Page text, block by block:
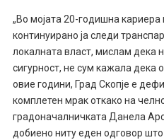
„Во мојата 20-годишна кариера
континуирано ја следи
локалната власт, мислам дека
сигурност, не сум кажала дека
овие години, Град Скопје е
комплетен мрак откако на
градоначалничката Данела
добиено ниту еден одговор